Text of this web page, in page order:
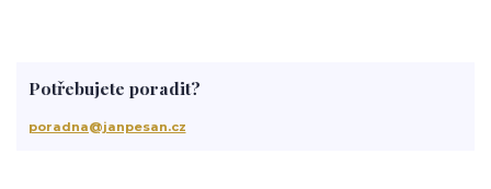
Potřebujete poradit?
poradna@janpesan.cz